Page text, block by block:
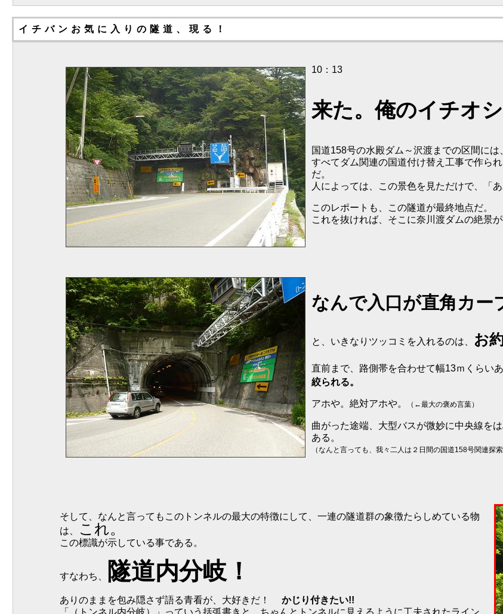
イチバンお気に入りの隧道、現る！
10：13
来た。俺のイチオシ
国道158号の水殿ダム～沢渡までの区間には
すべてダム関連の国道付け替え工事で作ら
だ。
人によっては、この景色を見ただけで、「
このレポートも、この隧道が最終地点だ。
これを抜ければ、そこに奈川渡ダムの絶景が
なんで入口が直角カー
と、いきなりツッコミを入れるのは、 お
直前まで、路側帯を合わせて幅13ｍくらいあ
絞られる。
アホや。絶対アホや。 （←最大の褒め言葉）
曲がった途端、大型バスが微妙に中央線を
ある。
（なんと言っても、我々二人は２日間の国道158号関連探
そして、なんと言ってもこのトンネルの最大の特徴にして、一連の隧道群の象徴たらしめている物
は、
これ。
この標識が示している事である。
すなわち、 隧道内分岐！
ありのままを包み隠さず語る青看が、大好きだ！ かじり付きたい!!
「（トンネル内分岐）」っていう括弧書きと、ちゃんとトンネルに見えるように工夫されたライン